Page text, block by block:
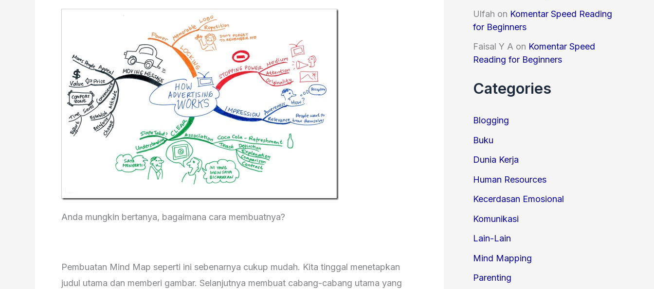
Anda mungkin bertanya, bagaimana cara membuatnya?
Pembuatan Mind Map seperti ini sebenarnya cukup mudah. Kita tinggal menetapkan
judul utama dan memberi gambar. Selanjutnya membuat cabang-cabang utama yang
Ulfah on Komentar Speed Reading
for Beginners
Faisal Y A on Komentar Speed
Reading for Beginners
Categories
Blogging
Buku
Dunia Kerja
Human Resources
Kecerdasan Emosional
Komunikasi
Lain-Lain
Mind Mapping
Parenting